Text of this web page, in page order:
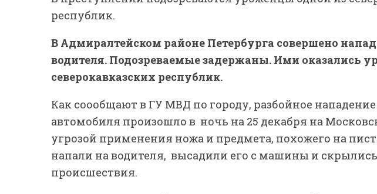
республик.
В Адмиралтейском районе Петербурга совершено
водителя. Подозреваемые задержаны. Ими оказались
северокавказских республик.
Как соообщают в ГУ МВД по городу, разбойное
автомобиля произошло в ночь на 25 декабря на
угрозой применения ножа и предмета, похожего на
напали на водителя, высадили его с машины и
происшествия.